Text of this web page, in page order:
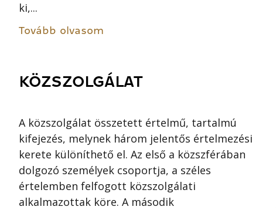
ki,...
Tovább olvasom
KÖZSZOLGÁLAT
A közszolgálat összetett értelmű, tartalmú
kifejezés, melynek három jelentős értelmezési
kerete különíthető el. Az első a közszférában
dolgozó személyek csoportja, a széles
értelemben felfogott közszolgálati
alkalmazottak köre. A második